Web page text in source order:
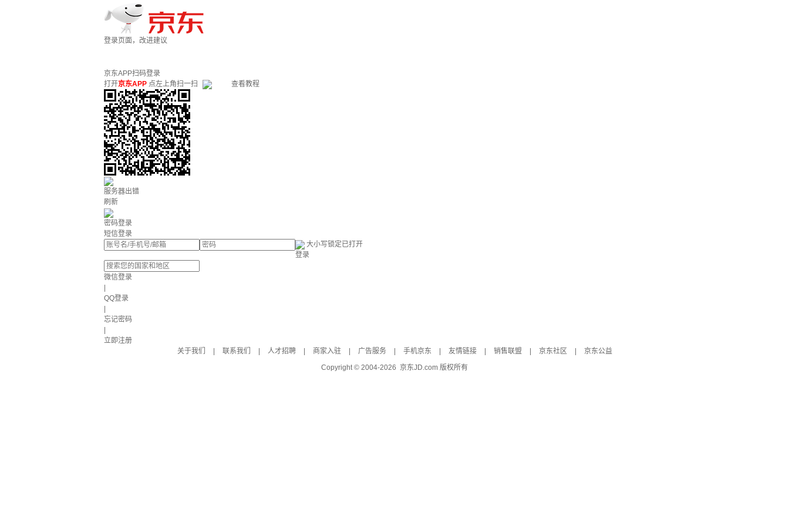
登录页面，改进建议
京东APP扫码登录
打开京东APP 点左上角扫一扫 查看教程
服务器出错
刷新
密码登录
短信登录
大小写锁定已打开
登录
微信登录
QQ登录
忘记密码
立即注册
关于我们
联系我们 人才招聘 商家入驻 广告服务 手机京东 友情链接 销售联盟 京东社区
京东公益
Copyright © 2004-2026 京东JD.com 版权所有